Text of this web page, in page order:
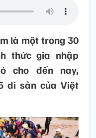
là một trong 30
thức gia nhập
cho đến nay,
di sản của Việt